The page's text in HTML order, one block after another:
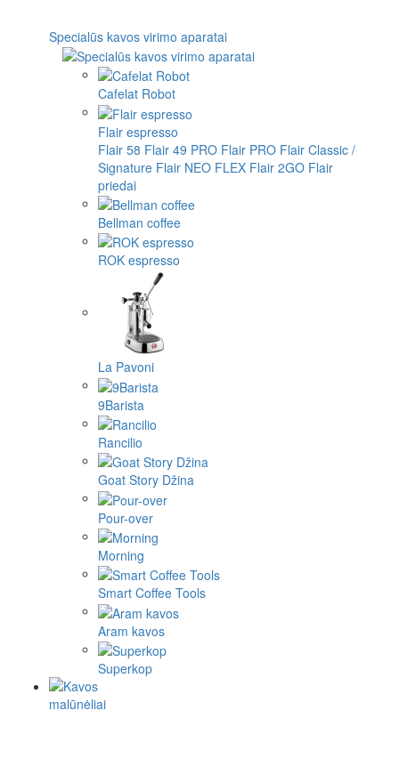
Specialūs kavos virimo aparatai
Cafelat Robot
Flair espresso
Flair 58 Flair 49 PRO Flair PRO Flair Classic /
Signature Flair NEO FLEX Flair 2GO Flair
priedai
Bellman coffee
ROK espresso
La Pavoni
9Barista
Rancilio
Goat Story Džina
Pour-over
Morning
Smart Coffee Tools
Aram kavos
Superkop